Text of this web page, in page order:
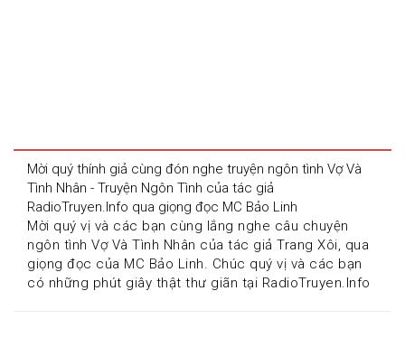
Mời quý thính giả cùng đón nghe truyện ngôn tình Vợ Và
Tình Nhân - Truyện Ngôn Tình của tác giả
RadioTruyen.Info qua giọng đọc MC Bảo Linh
Mời quý vị và các bạn cùng lắng nghe câu chuyện
ngôn tình Vợ Và Tình Nhân của tác giả Trang Xôi, qua
giọng đọc của MC Bảo Linh. Chúc quý vị và các bạn
có những phút giây thật thư giãn tại RadioTruyen.Info